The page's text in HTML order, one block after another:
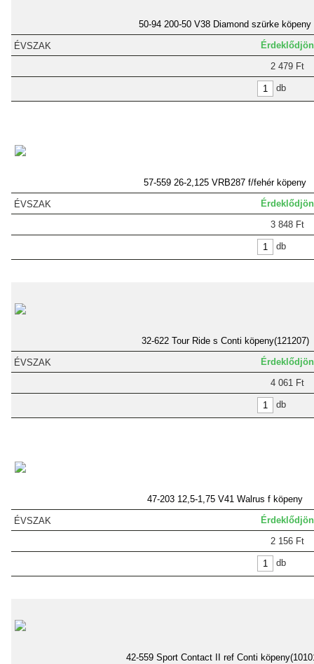
50-94 200-50 V38 Diamond szürke köpeny
Érdeklődjön
2 479 Ft
db
57-559 26-2,125 VRB287 f/fehér köpeny
Érdeklődjön
3 848 Ft
db
32-622 Tour Ride s Conti köpeny(121207)
Érdeklődjön
4 061 Ft
db
47-203 12,5-1,75 V41 Walrus f köpeny
Érdeklődjön
2 156 Ft
db
42-559 Sport Contact II ref Conti